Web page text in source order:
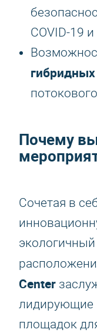
COVID-19
Почему
Сочетая в
Center
лидирующие
площадок